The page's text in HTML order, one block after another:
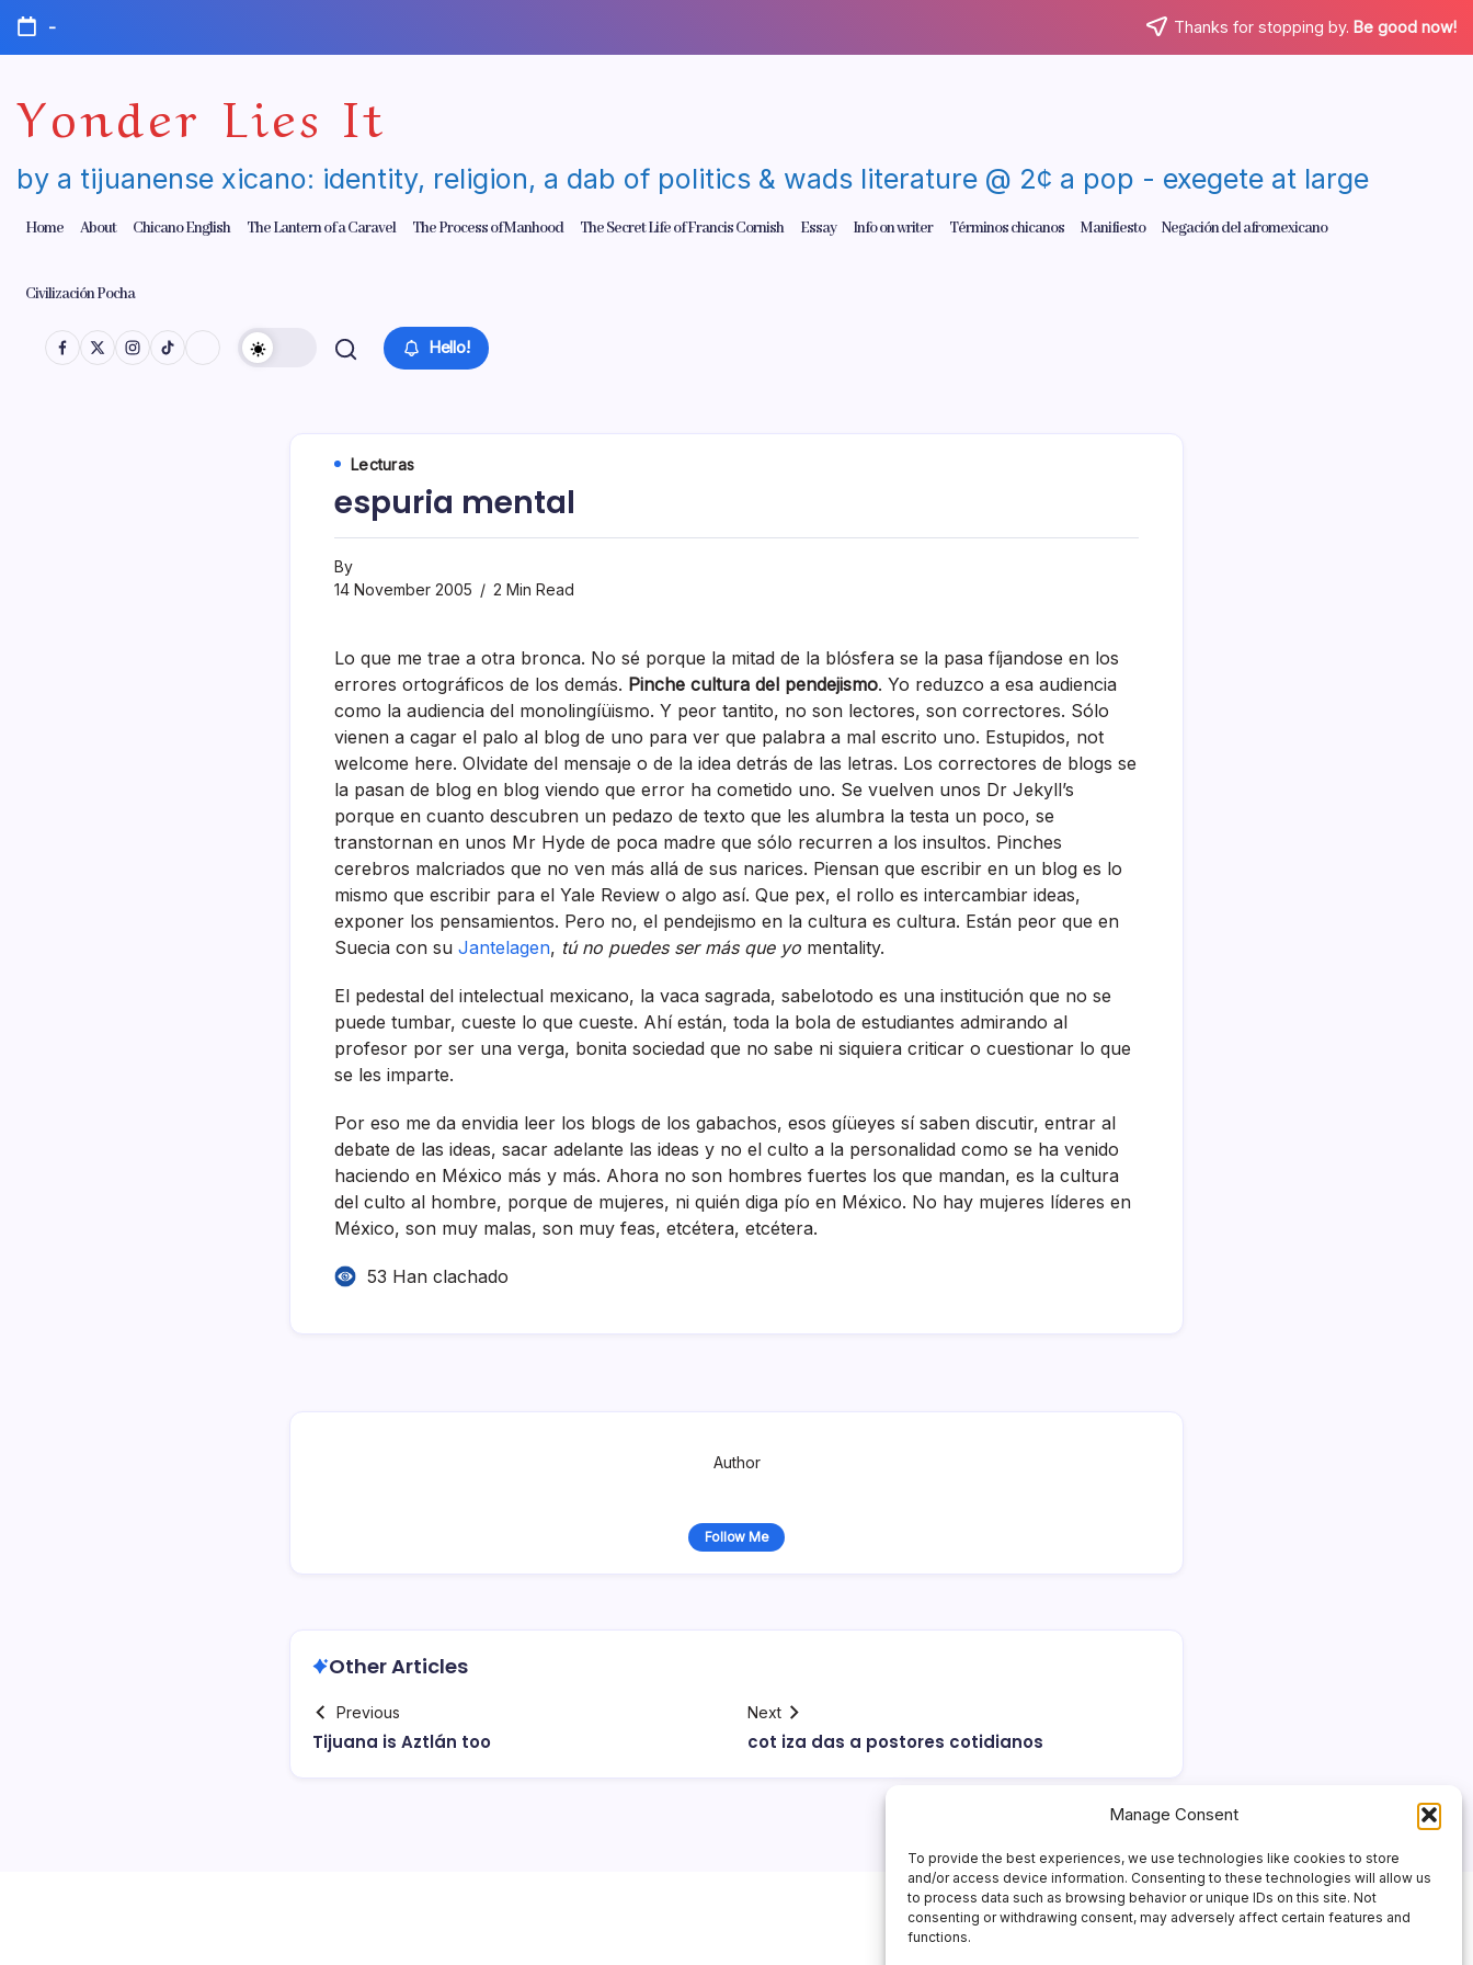
Manage Consent
To provide the best experiences, we use technologies like cookies to store
and/or access device information. Consenting to these technologies will allow us
to process data such as browsing behavior or unique IDs on this site. Not
consenting or withdrawing consent, may adversely affect certain features and
functions.
Skip
content
- Thanks for stopping by. Be good now!
Yonder Lies It
by a tijuanense xicano: identity, religion, a dab of politics & wads literature @ 2¢ a pop - exegete at large
Home About Chicano English The Lantern of a Caravel The Process of Manhood The Secret Life of Francis Cornish Essay Info on writer Términos chicanos Manifiesto Negación del afromexicano
Civilización Pocha
Hello!
Lecturas
espuria mental
By
14 November 2005
2 Min Read
Lo que me trae a otra bronca. No sé porque la mitad de la blósfera se la pasa fí­jandose en los
errores ortográficos de los demás. Pinche cultura del pendejismo. Yo reduzco a esa audiencia
como la audiencia del monolingíüismo. Y peor tantito, no son lectores, son correctores. Sólo
vienen a cagar el palo al blog de uno para ver que palabra a mal escrito uno. Estupidos, not
welcome here. Olvidate del mensaje o de la idea detrás de las letras. Los correctores de blogs se
la pasan de blog en blog viendo que error ha cometido uno. Se vuelven unos Dr Jekyll’s
porque en cuanto descubren un pedazo de texto que les alumbra la testa un poco, se
transtornan en unos Mr Hyde de poca madre que sólo recurren a los insultos. Pinches
cerebros malcriados que no ven más allá de sus narices. Piensan que escribir en un blog es lo
mismo que escribir para el Yale Review o algo así­. Que pex, el rollo es intercambiar ideas,
exponer los pensamientos. Pero no, el pendejismo en la cultura es cultura. Están peor que en
Suecia con su Jantelagen, tú no puedes ser más que yo mentality.
El pedestal del intelectual mexicano, la vaca sagrada, sabelotodo es una institución que no se
puede tumbar, cueste lo que cueste. Ahí­ están, toda la bola de estudiantes admirando al
profesor por ser una verga, bonita sociedad que no sabe ni siquiera criticar o cuestionar lo que
se les imparte.
Por eso me da envidia leer los blogs de los gabachos, esos gíüeyes sí­ saben discutir, entrar al
debate de las ideas, sacar adelante las ideas y no el culto a la personalidad como se ha venido
haciendo en México más y más. Ahora no son hombres fuertes los que mandan, es la cultura
del culto al hombre, porque de mujeres, ni quién diga pí­o en México. No hay mujeres lí­deres en
México, son muy malas, son muy feas, etcétera, etcétera.
53 Han clachado
Author
Follow Me
Other Articles
Previous
Tijuana is Aztlán too
Next
cot iza das a postores cotidianos